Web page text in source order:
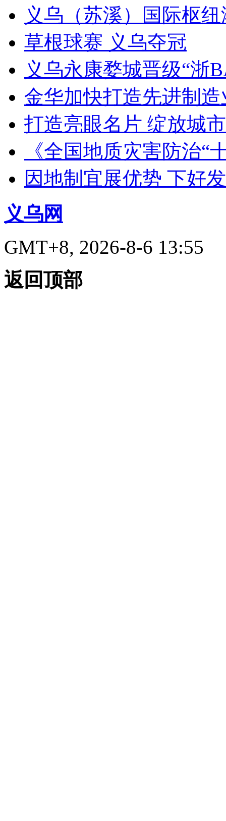
义乌（苏溪）国际枢
草根球赛 义乌夺冠
义乌永康婺城晋级“浙
金华加快打造先进制
打造亮眼名片 绽放城
《全国地质灾害防治“
因地制宜展优势 下好
义乌网
GMT+8, 2026-8-6 13:55
返回顶部